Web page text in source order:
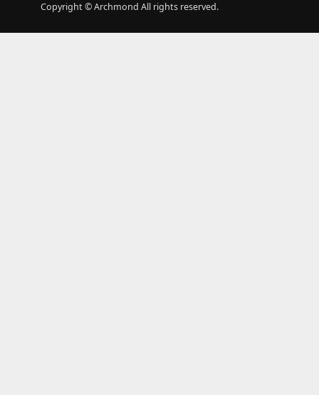
Copyright © Archmond All rights reserved.